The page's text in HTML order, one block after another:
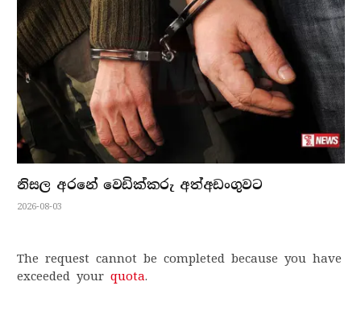
නිසල අරනේ වෙඩික්කරු අත්අඩංගුවට
2026-08-03
The request cannot be completed because you have
exceeded your quota.